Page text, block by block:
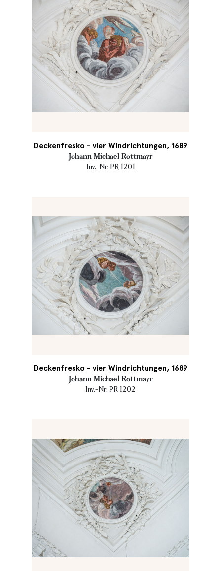
Deckenfresko - vier Windrichtungen, 1689
Johann Michael Rottmayr
Inv.-Nr. PR 1201
Deckenfresko - vier Windrichtungen, 1689
Johann Michael Rottmayr
Inv.-Nr. PR 1202